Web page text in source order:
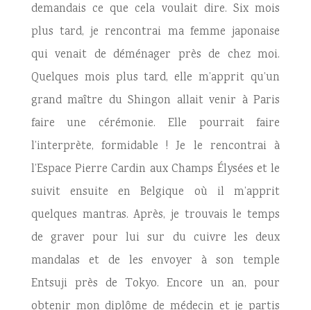
demandais ce que cela voulait dire. Six mois
plus tard, je rencontrai ma femme japonaise
qui venait de déménager près de chez moi.
Quelques mois plus tard, elle m’apprit qu’un
grand maître du Shingon allait venir à Paris
faire une cérémonie. Elle pourrait faire
l’interprète, formidable ! Je le rencontrai à
l’Espace Pierre Cardin aux Champs Élysées et le
suivit ensuite en Belgique où il m’apprit
quelques mantras. Après, je trouvais le temps
de graver pour lui sur du cuivre les deux
mandalas et de les envoyer à son temple
Entsuji près de Tokyo. Encore un an, pour